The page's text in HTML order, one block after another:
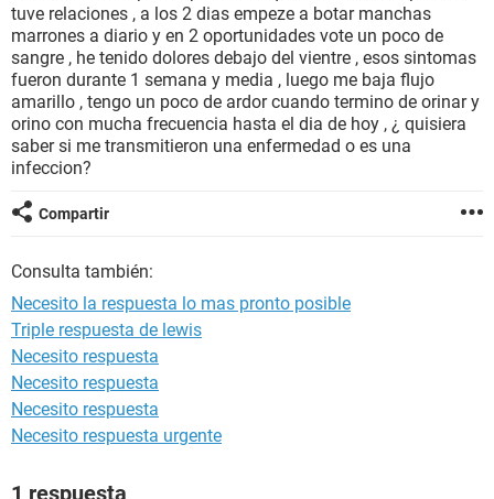
SEXUALIDAD
GLOSARIO
tuve relaciones , a los 2 dias empeze a botar manchas
marrones a diario y en 2 oportunidades vote un poco de
sangre , he tenido dolores debajo del vientre , esos sintomas
fueron durante 1 semana y media , luego me baja flujo
amarillo , tengo un poco de ardor cuando termino de orinar y
orino con mucha frecuencia hasta el dia de hoy , ¿ quisiera
saber si me transmitieron una enfermedad o es una
infeccion?
Compartir
Consulta también:
Necesito la respuesta lo mas pronto posible
Triple respuesta de lewis
Necesito respuesta
Necesito respuesta
Necesito respuesta
Necesito respuesta urgente
1 respuesta